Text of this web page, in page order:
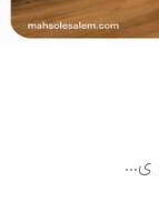
ی...